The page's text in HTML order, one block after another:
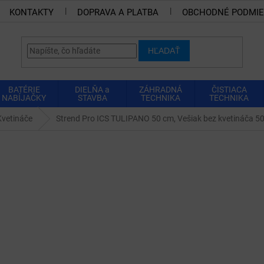
KONTAKTY DOPRAVA A PLATBA OBCHODNÉ
HĽADAŤ
BATÉRIE
NABÍJAČKY
DIELŇA a
STAVBA
ZÁHRADNÁ
TECHNIKA
ČISTIACA
TECHNIKA
Strend Pro ICS TULIPANO 50 cm, Vešiak bez kvetináča